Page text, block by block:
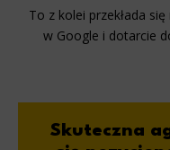
To z kolei przekłada
w Google i dotarcie
Skuteczna